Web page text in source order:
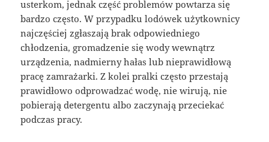
usterkom, jednak część problemów powtarza się
bardzo często. W przypadku lodówek użytkownicy
najczęściej zgłaszają brak odpowiedniego
chłodzenia, gromadzenie się wody wewnątrz
urządzenia, nadmierny hałas lub nieprawidłową
pracę zamrażarki. Z kolei pralki często przestają
prawidłowo odprowadzać wodę, nie wirują, nie
pobierają detergentu albo zaczynają przeciekać
podczas pracy.